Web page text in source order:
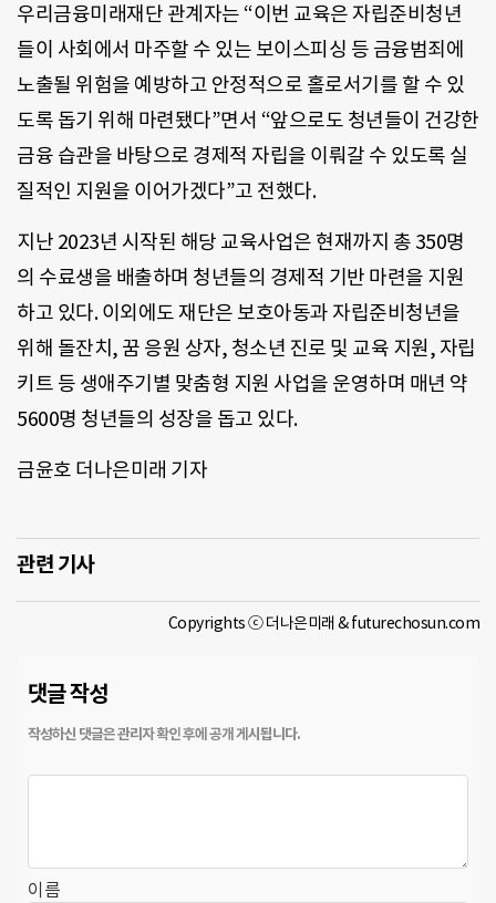
우리금융미래재단 관계자는 “이번 교육은 자립준비청년
들이 사회에서 마주할 수 있는 보이스피싱 등 금융범죄에
노출될 위험을 예방하고 안정적으로 홀로서기를 할 수 있
도록 돕기 위해 마련됐다”면서 “앞으로도 청년들이 건강한
금융 습관을 바탕으로 경제적 자립을 이뤄갈 수 있도록 실
질적인 지원을 이어가겠다”고 전했다.
지난 2023년 시작된 해당 교육사업은 현재까지 총 350명
의 수료생을 배출하며 청년들의 경제적 기반 마련을 지원
하고 있다. 이외에도 재단은 보호아동과 자립준비청년을
위해 돌잔치, 꿈 응원 상자, 청소년 진로 및 교육 지원, 자립
키트 등 생애주기별 맞춤형 지원 사업을 운영하며 매년 약
5600명 청년들의 성장을 돕고 있다.
금윤호 더나은미래 기자
관련 기사
Copyrights ⓒ 더나은미래 & futurechosun.com
댓글 작성
이름